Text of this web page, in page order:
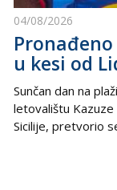
04/08/2026
Pronađeno
u kesi od
Sunčan dan na
letovalištu Kazuze
Sicilije, pretvorio